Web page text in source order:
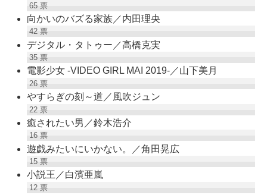
65票
向かいのバズる家族／内田理央
42票
デジタル・タトゥー／高橋克実
35票
電影少女 ‐VIDEO GIRL MAI 2019‐／山下美月
26票
やすらぎの刻～道／風吹ジュン
22票
癒されたい男／鈴木浩介
16票
遊戯みたいにいかない。／角田晃広
15票
小説王／白濱亜嵐
12票